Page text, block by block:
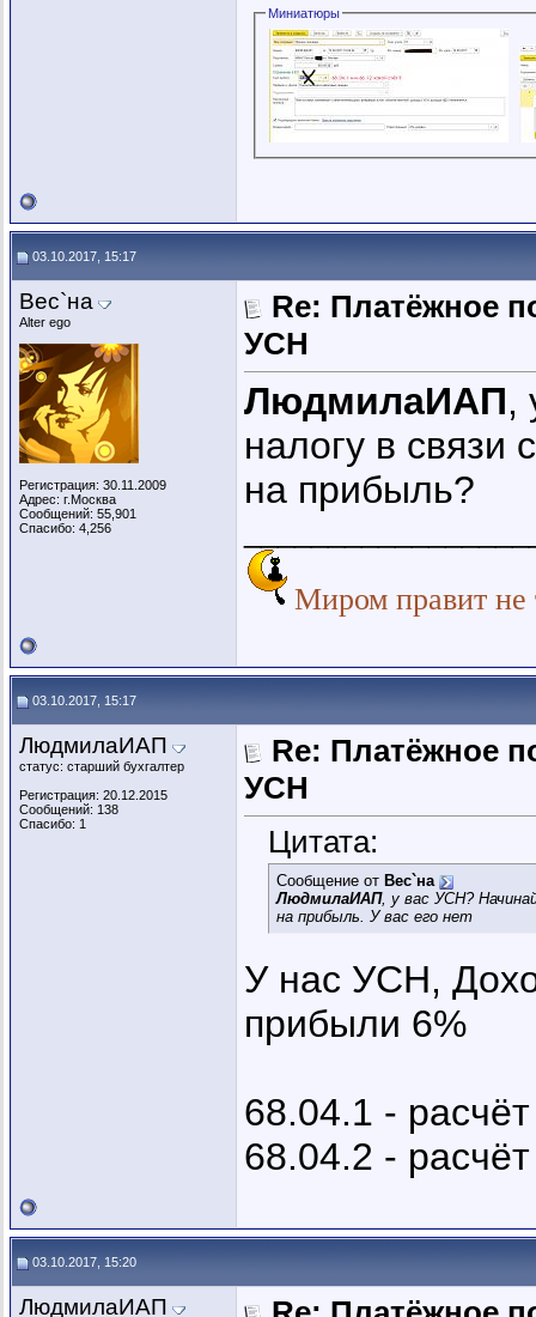
Миниатюры
03.10.2017, 15:17
Вес`на
Alter ego
Регистрация: 30.11.2009
Адрес: г.Москва
Сообщений: 55,901
Спасибо: 4,256
Re: Платёжное
УСН
ЛюдмилаИАП,
налогу в
на прибыль?
Миром правит не
03.10.2017, 15:17
ЛюдмилаИАП
статус: старший бухгалтер
Регистрация: 20.12.2015
Сообщений: 138
Спасибо: 1
Re: Платёжное
УСН
Цитата:
Сообщение от Вес`на
ЛюдмилаИАП, у вас УСН?
на прибыль. У вас его нет
У нас УСН,
прибыли 6%
68.04.1 -
68.04.2 -
03.10.2017, 15:20
ЛюдмилаИАП